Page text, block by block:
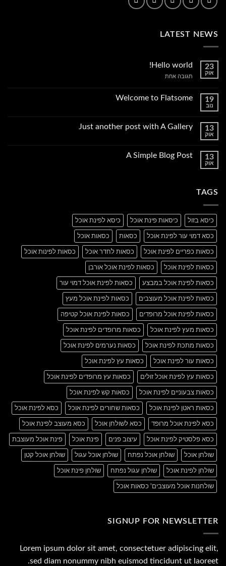
LATEST NEWS
23
אוק
Hello world!
תגובה אחתעל
19
נוב
Welcome to Flatsome
Welcome
13
אוק
Just another post with A Gallery
Just
13
אוק
A Simple Blog Post
TAGS
כיסא בזול כיסאות פינת אוכל כיסא לפינת אוכל
כסא דמוי עור לפינת אוכל כסאות כסאות אוכל
כסאות כפריים לפינת אוכל כסאות לחדר אוכל כסאות לפינות אוכל
כסאות לפינת אוכל כסאות לפינת אוכל אורבן
כסאות לפינת אוכל במבצע כסאות לפינת אוכל דמוי עור
כסאות לפינת אוכל מעוצבים כסאות לפינת אוכל מעץ
כסאות לפינת אוכל מרופדים כסאות לפינת אוכל קטיפה
כסאות מעץ לפינת אוכל כסאות מרופדים לפינת אוכל
כסאות מתכת לפינת אוכל כסאות נערמים לפינת אוכל
כסאות עור לפינת אוכל כסאות עץ לפינת אוכל
כסאות עץ לפינת אוכל זולים כסאות עץ מרופדים לפינת אוכל
כסאות צבעוניים לפינת אוכל כסאות קש לפינת אוכל
כסאות ראטן לפינת אוכל כסאות שחורים לפינת אוכל כסא לפינת אוכל
כסא לפינת אוכל מרופד כסא לשולחן אוכל כסא מעוצב לפינת אוכל
כסא פלסטיק לפינת אוכל עיצוב פנים פינת אוכל פינת אוכל מעוצבת
שולחן אוכל שולחן אוכל נפתח שולחן אוכל עגול שולחן אוכל קטן
שולחן לפינת אוכל שולחן עגול נפתח שולחן פינת אוכל
שולחנות אוכל מעוצבים' כסאות אוכל
SIGNUP FOR NEWSLETTER
Lorem ipsum dolor sit amet, consectetuer adipiscing elit,
sed diam nonummy nibh euismod tincidunt ut laoreet.